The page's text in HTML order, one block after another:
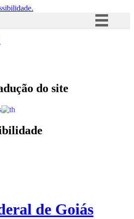
Acesso à informação
do site
de Goiás